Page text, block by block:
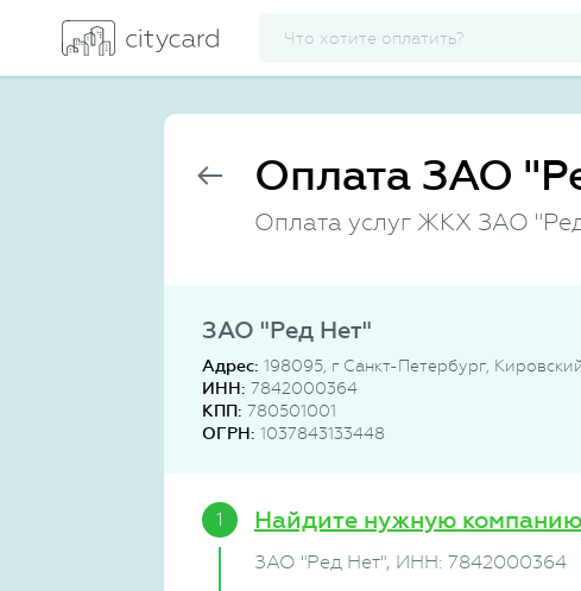
Оплата ЗАО
Оплата услуг ЖКХ ЗАО
ЗАО "Ред Нет"
Адрес: 198095, г Санкт-Петербург,
ИНН: 7842000364
КПП: 780501001
ОГРН: 1037843133448
Найдите нужную компанию
ЗАО "Ред Нет", ИНН: 7842000364